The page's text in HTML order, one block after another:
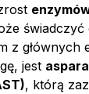
z głównych
jest
, którą